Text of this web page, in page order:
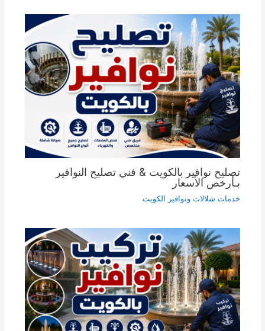
تصليح نوافير بالكويت & فني تصليح النوافير
بـأرخص الأسعار
خدمات شلالات ونوافير الكويت